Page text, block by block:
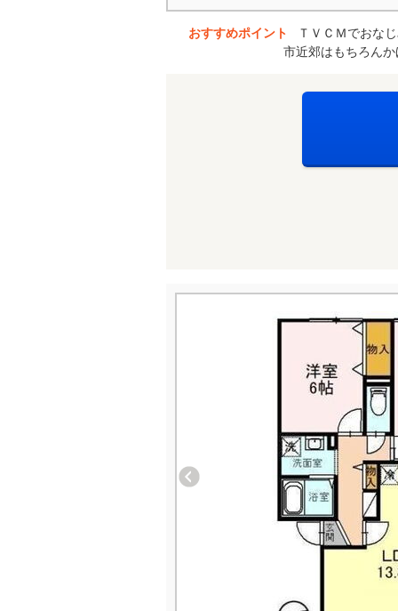
おすすめポイント
ＴＶＣＭでおな
市近郊はもちろん